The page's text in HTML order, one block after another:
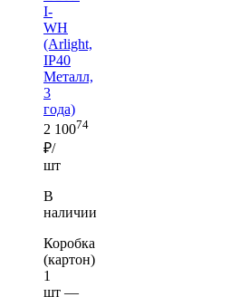
I-
WH
(Arlight,
IP40
Металл,
3
года)
2 10074
₽/
шт
В
наличии
Коробка
(картон)
1
шт —